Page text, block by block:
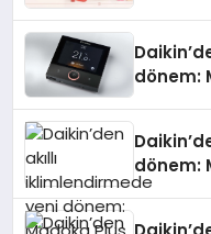
dönem:
dönem: